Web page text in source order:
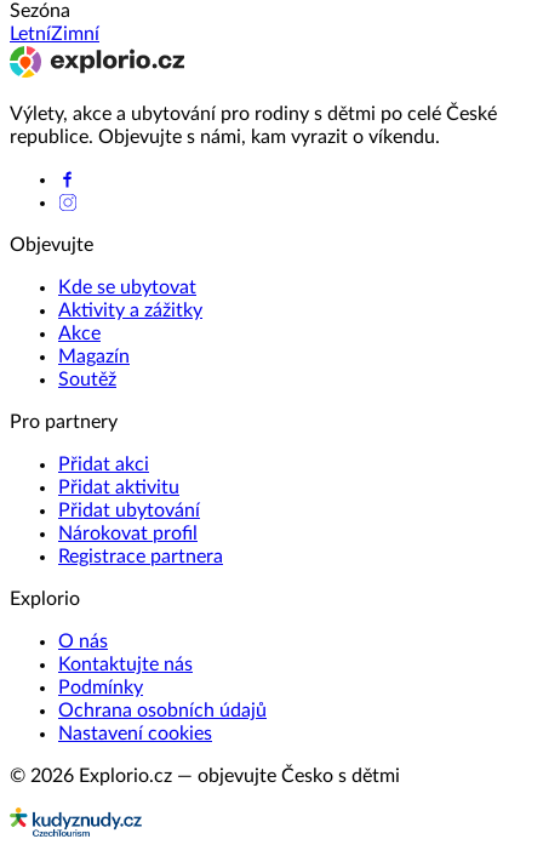
Sezóna
LetníZimní
Výlety, akce a ubytování pro rodiny s dětmi po celé České
republice. Objevujte s námi, kam vyrazit o víkendu.
Objevujte
Kde se ubytovat
Aktivity a zážitky
Akce
Magazín
Soutěž
Pro partnery
Přidat akci
Přidat aktivitu
Přidat ubytování
Nárokovat profil
Registrace partnera
Explorio
O nás
Kontaktujte nás
Podmínky
Ochrana osobních údajů
Nastavení cookies
© 2026 Explorio.cz — objevujte Česko s dětmi